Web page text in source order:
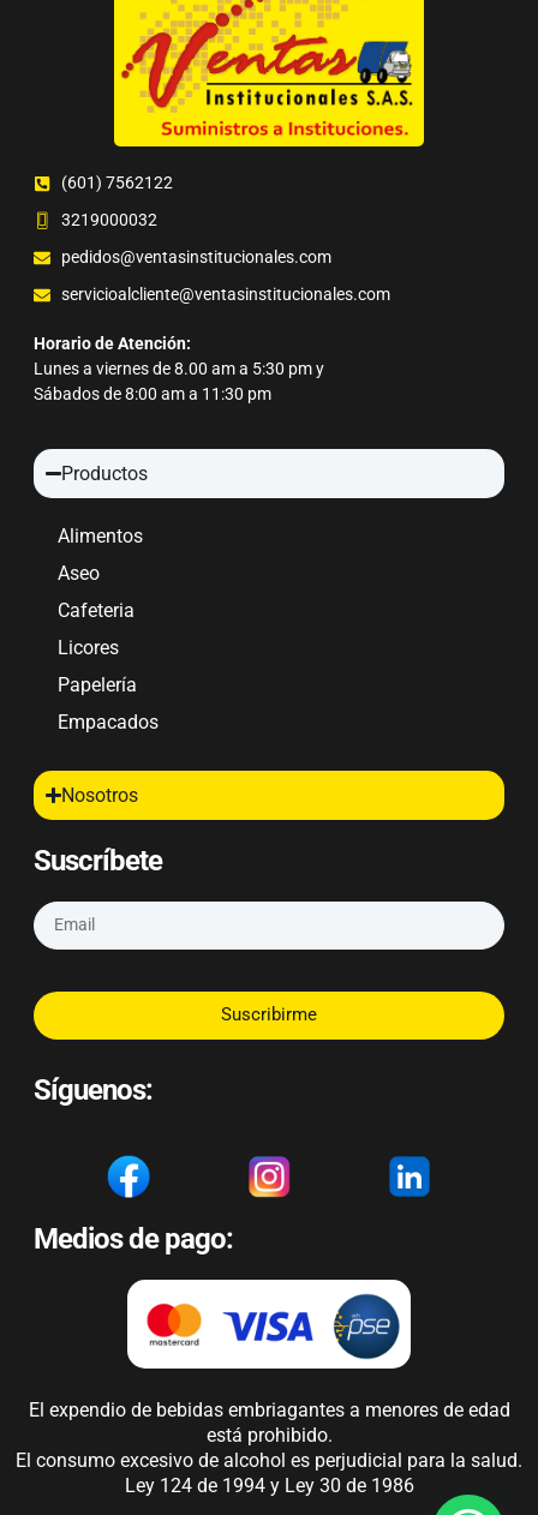
(601) 7562122
3219000032
pedidos@ventasinstitucionales.com
servicioalcliente@ventasinstitucionales.com
Horario de Atención:
Lunes a viernes de 8.00 am a 5:30 pm y
Sábados de 8:00 am a 11:30 pm
Productos
Alimentos
Aseo
Cafeteria
Licores
Papelería
Empacados
Nosotros
Suscríbete
Suscribirme
Síguenos:
Medios de pago:
El expendio de bebidas embriagantes a menores de edad
está prohibido.
El consumo excesivo de alcohol es perjudicial para la salud.
Ley 124 de 1994 y Ley 30 de 1986